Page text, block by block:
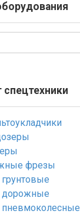
спецтехники
фрезы
грунтовые
дорожные
пневмоколесные